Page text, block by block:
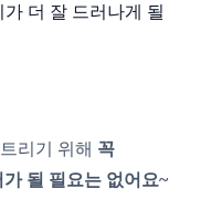
더 잘 드러나게 될
리기 위해 꼭
될 필요는 없어요~